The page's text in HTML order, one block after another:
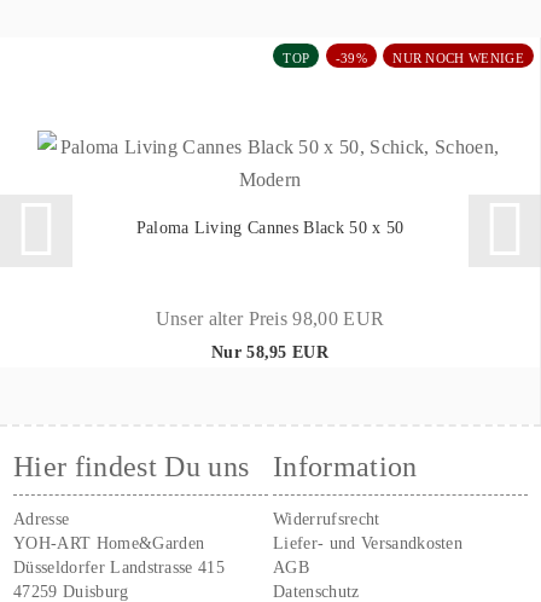
TOP -39% NUR NOCH WENIGE
Paloma Living Cannes Black 50 x 50
Unser alter Preis 98,00 EUR
Nur 58,95 EUR
Hier findest Du uns
Adresse
YOH-ART Home&Garden
Düsseldorfer Landstrasse 415
47259 Duisburg
Information
Widerrufsrecht
Liefer- und Versandkosten
AGB
Datenschutz